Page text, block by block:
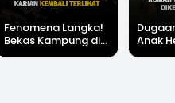
Fenomena Langka!
Bekas Kampung di
Dasar Waduk Karian
Anak